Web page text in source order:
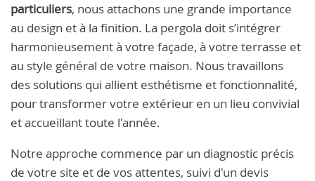
particuliers, nous attachons une grande importance
au design et à la finition. La pergola doit s’intégrer
harmonieusement à votre façade, à votre terrasse et
au style général de votre maison. Nous travaillons
des solutions qui allient esthétisme et fonctionnalité,
pour transformer votre extérieur en un lieu convivial
et accueillant toute l'année.
Notre approche commence par un diagnostic précis
de votre site et de vos attentes, suivi d'un devis